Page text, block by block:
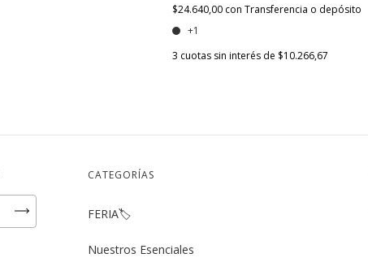
$24.640,00 con Transferencia o depósito
+1
3 cuotas sin interés de $10.266,67
CATEGORÍAS
FERIA🏷️
Nuestros Esenciales